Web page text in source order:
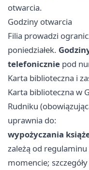
otwarcia.
Godziny otwarcia
Filia prowadzi
poniedziałek.
telefonicznie pod
Karta biblioteczna i
Karta biblioteczna w
Rudniku
uprawnia do:
wypożyczania
zależą od
momencie;